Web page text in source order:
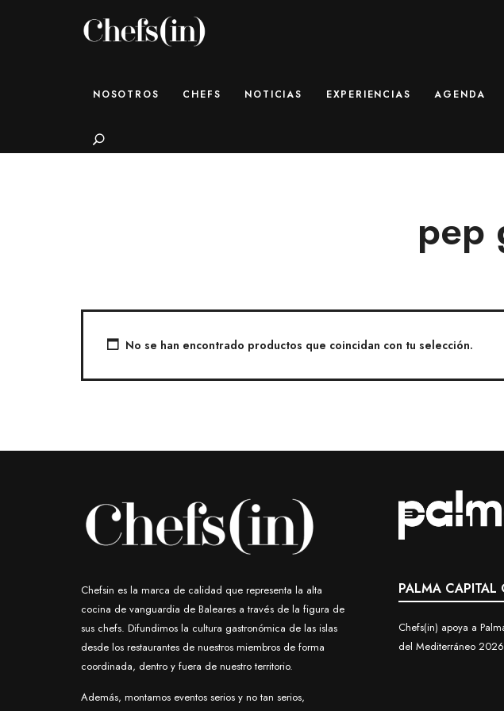
NOSOTROS CHEFS NOTICIAS EXPERIENCIAS AGENDA
pep
No se han encontrado productos que coincidan con tu selección.
Chefsin es la marca de calidad que representa la alta
cocina de vanguardia de Baleares a través de la figura de
sus chefs. Difundimos la cultura gastronómica de las islas
desde los restaurantes de nuestros miembros de forma
coordinada, dentro y fuera de nuestro territorio.
Además, montamos eventos serios y no tan serios,
PALMA
Chefs(in) apoya a
del Mediterráneo 2026